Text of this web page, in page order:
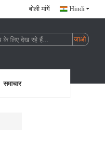
बोली मांगें Hindi
समाचार